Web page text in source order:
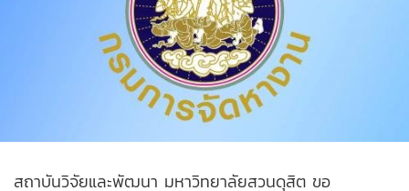
สถาบันวิจัยและพัฒนา มหาวิทยาลัยสวนดุสิต ขอ